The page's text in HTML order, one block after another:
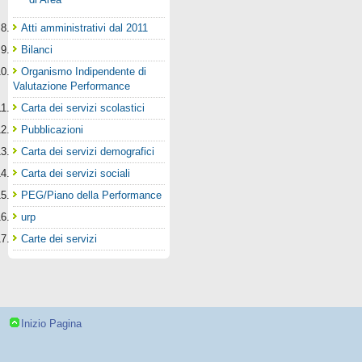
Atti amministrativi dal 2011
Bilanci
Organismo Indipendente di
Valutazione Performance
Carta dei servizi scolastici
Pubblicazioni
Carta dei servizi demografici
Carta dei servizi sociali
PEG/Piano della Performance
urp
Carte dei servizi
Inizio Pagina